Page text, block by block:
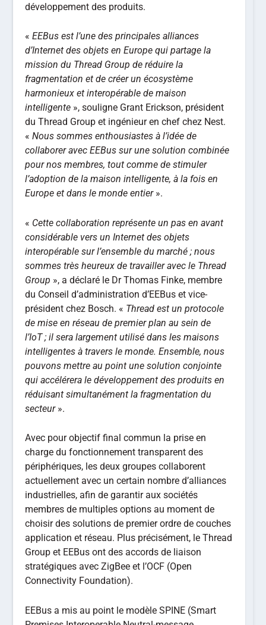
développement des produits.
«EEBus est l’une des principales alliances
d’Internet des objets en Europe qui partage la
mission du Thread Group de réduire la
fragmentation et de créer un écosystème
harmonieux et interopérable de maison
intelligente », souligne Grant Erickson, président
du Thread Group et ingénieur en chef chez Nest.
«Nous sommes enthousiastes à l’idée de
collaborer avec EEBus sur une solution combinée
pour nos membres, tout comme de stimuler
l’adoption de la maison intelligente, à la fois en
Europe et dans le monde entier».
« Cette collaboration représente un pas en avant
considérable vers un Internet des objets
interopérable sur l’ensemble du marché ; nous
sommes très heureux de travailler avec le Thread
Group », a déclaré le Dr Thomas Finke, membre
du Conseil d’administration d’EEBus et vice-
président chez Bosch. « Thread est un protocole
de mise en réseau de premier plan au sein de
l’IoT ; il sera largement utilisé dans les maisons
intelligentes à travers le monde. Ensemble, nous
pouvons mettre au point une solution conjointe
qui accélérera le développement des produits en
réduisant simultanément la fragmentation du
secteur».
Avec pour objectif final commun la prise en
charge du fonctionnement transparent des
périphériques, les deux groupes collaborent
actuellement avec un certain nombre d’alliances
industrielles, afin de garantir aux sociétés
membres de multiples options au moment de
choisir des solutions de premier ordre de couches
application et réseau. Plus précisément, le Thread
Group et EEBus ont des accords de liaison
stratégiques avec ZigBee et l’OCF (Open
Connectivity Foundation).
EEBus a mis au point le modèle SPINE (Smart